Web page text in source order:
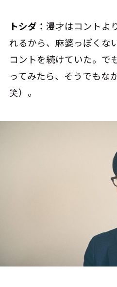
トシダ：漫才はコントよ
れるから、麻婆っぽく
コントを続けていた。で
ってみたら、そうでもな
笑）。